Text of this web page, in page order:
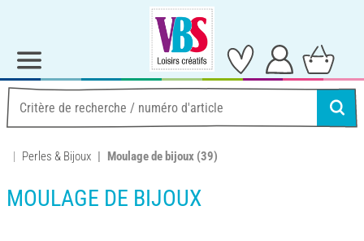
Perles & Bijoux Moulage de bijoux (39)
MOULAGE DE BIJOUX